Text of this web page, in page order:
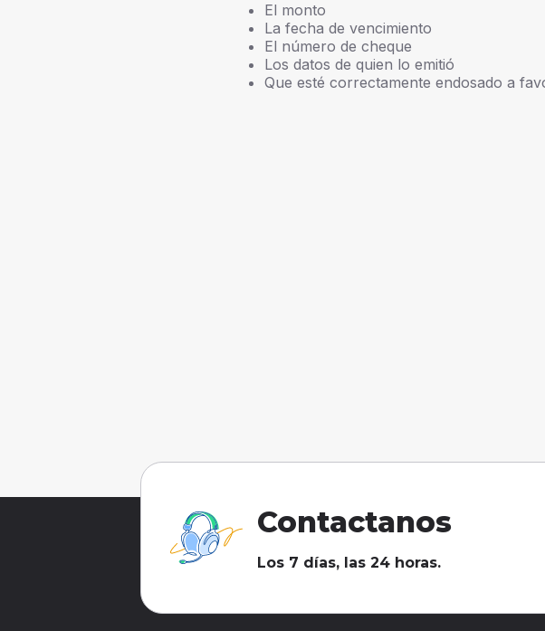
El monto
La fecha de vencimiento
El número de cheque
Los datos de quien lo emitió
Que esté correctamente endosado a
Contactanos
Los 7 días, las 24 horas.